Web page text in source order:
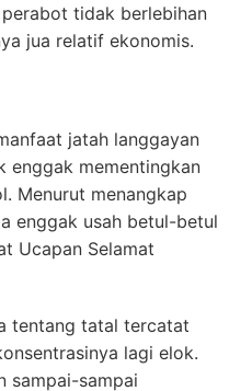
tidak berlebihan
jua relatif ekonomis.
jatah langgayan
enggak mementingkan
Menurut menangkap
enggak usah betul-betul
Ucapan Selamat
tentang tatal tercatat
lagi elok.
sampai-sampai